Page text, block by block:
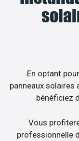
En optant
panneaux solaires
bénéficiez
Vous
professionnelle